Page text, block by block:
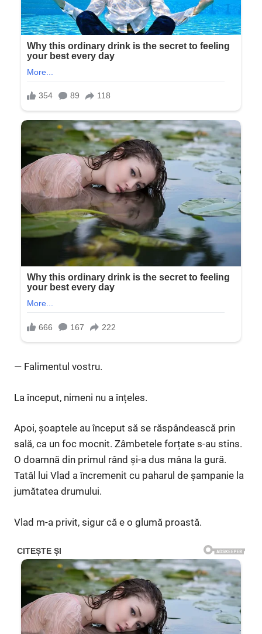
— Falimentul vostru.
La început, nimeni nu a înțeles.
Apoi, șoaptele au început să se răspândească prin
sală, ca un foc mocnit. Zâmbetele forțate s-au stins.
O doamnă din primul rând și-a dus mâna la gură.
Tatăl lui Vlad a încremenit cu paharul de șampanie la
jumătatea drumului.
Vlad m-a privit, sigur că e o glumă proastă.